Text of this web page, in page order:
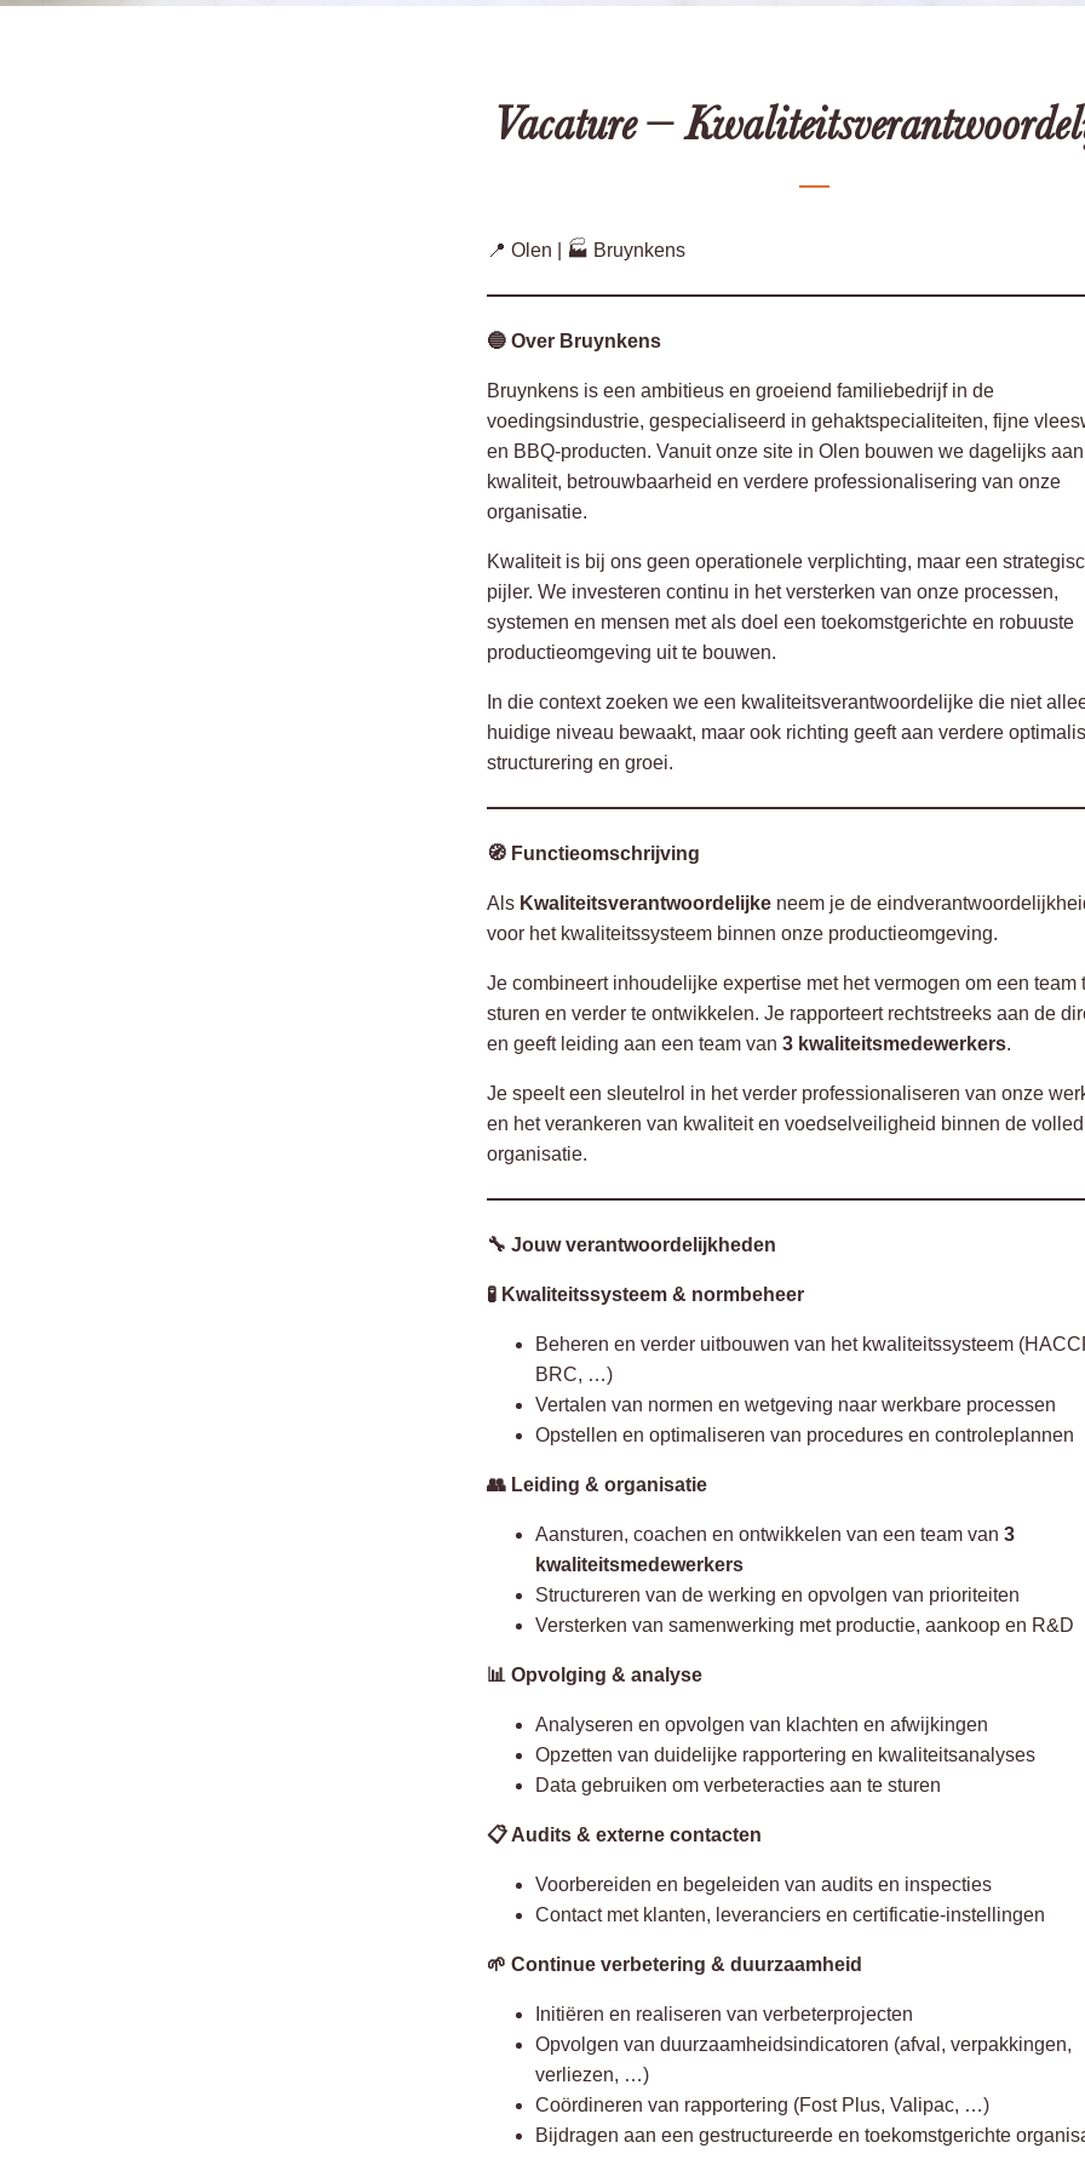
Vacature –
📍 Olen | 🏭 Bruynkens
🔵 Over Bruynkens
Bruynkens is een ambitieus en groeiend familiebedrijf in de
voedingsindustrie, gespecialiseerd in gehaktspecialiteiten, fijne
en BBQ‑producten. Vanuit onze site in Olen bouwen we dagelijks aan
kwaliteit, betrouwbaarheid en verdere professionalisering van onze
organisatie.
Kwaliteit is bij ons geen operationele verplichting, maar een
pijler. We investeren continu in het versterken van onze processen,
systemen en mensen met als doel een toekomstgerichte en robuuste
productieomgeving uit te bouwen.
In die context zoeken we een kwaliteitsverantwoordelijke die niet
huidige niveau bewaakt, maar ook richting geeft aan verdere
structurering en groei.
🧭 Functieomschrijving
Als Kwaliteitsverantwoordelijke neem je de
voor het kwaliteitssysteem binnen onze productieomgeving.
Je combineert inhoudelijke expertise met het vermogen om een team
sturen en verder te ontwikkelen. Je rapporteert rechtstreeks aan de
en geeft leiding aan een team van 3 kwaliteitsmedewerkers.
Je speelt een sleutelrol in het verder professionaliseren van onze
en het verankeren van kwaliteit en voedselveiligheid binnen de
organisatie.
🔧 Jouw verantwoordelijkheden
🧪 Kwaliteitssysteem & normbeheer
Beheren en verder uitbouwen van het kwaliteitssysteem
BRC, …)
Vertalen van normen en wetgeving naar werkbare processen
Opstellen en optimaliseren van procedures en controleplannen
👥 Leiding & organisatie
Aansturen, coachen en ontwikkelen van een team van 3
kwaliteitsmedewerkers
Structureren van de werking en opvolgen van prioriteiten
Versterken van samenwerking met productie, aankoop en R&D
📊 Opvolging & analyse
Analyseren en opvolgen van klachten en afwijkingen
Opzetten van duidelijke rapportering en kwaliteitsanalyses
Data gebruiken om verbeteracties aan te sturen
📋 Audits & externe contacten
Voorbereiden en begeleiden van audits en inspecties
Contact met klanten, leveranciers en certificatie-instellingen
🌱 Continue verbetering & duurzaamheid
Initiëren en realiseren van verbeterprojecten
Opvolgen van duurzaamheidsindicatoren (afval, verpakkingen,
verliezen, …)
Coördineren van rapportering (Fost Plus, Valipac, …)
Bijdragen aan een gestructureerde en toekomstgerichte